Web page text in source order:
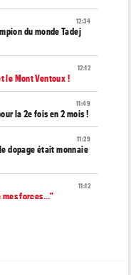
12:34
du monde Tadej
12:12
le Mont Ventoux !
11:49
la 2e fois en 2 mois !
11:29
dopage était monnaie
11:12
mes forces..."